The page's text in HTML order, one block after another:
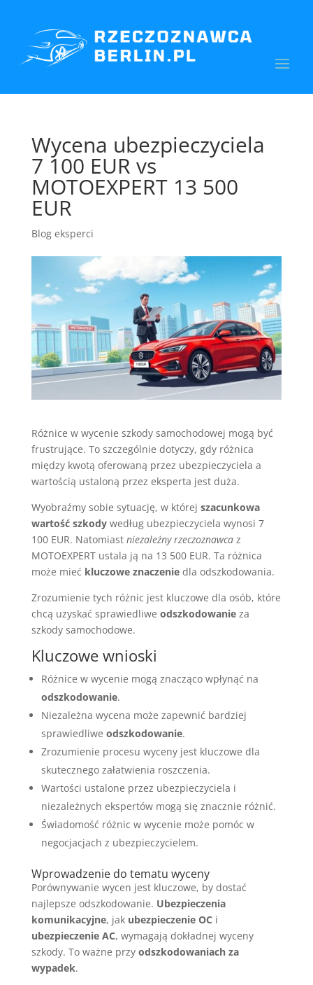
Wycena ubezpieczyciela
7 100 EUR vs
MOTOEXPERT 13 500
EUR
Blog eksperci
Różnice w wycenie szkody samochodowej mogą być
frustrujące. To szczególnie dotyczy, gdy różnica
między kwotą oferowaną przez ubezpieczyciela a
wartością ustaloną przez eksperta jest duża.
Wyobraźmy sobie sytuację, w której szacunkowa
wartość szkodywedług ubezpieczyciela wynosi 7
100 EUR. Natomiast niezależny rzeczoznawcaz
MOTOEXPERT ustala ją na 13 500 EUR. Ta różnica
może mieć kluczowe znaczeniedla odszkodowania.
Zrozumienie tych różnic jest kluczowe dla osób, które
chcą uzyskać sprawiedliwe odszkodowanieza
szkody samochodowe.
Kluczowe wnioski
Różnice w wycenie mogą znacząco wpłynąć na
odszkodowanie.
Niezależna wycena może zapewnić bardziej
sprawiedliwe odszkodowanie.
Zrozumienie procesu wyceny jest kluczowe dla
skutecznego załatwienia roszczenia.
Wartości ustalone przez ubezpieczyciela i
niezależnych ekspertów mogą się znacznie różnić.
Świadomość różnic w wycenie może pomóc w
negocjacjach z ubezpieczycielem.
Wprowadzenie do tematu wyceny
Porównywanie wycen jest kluczowe, by dostać
najlepsze odszkodowanie. Ubezpieczenia
komunikacyjne, jak ubezpieczenie OC i
ubezpieczenie AC, wymagają dokładnej wyceny
szkody. To ważne przy odszkodowaniach za
wypadek.